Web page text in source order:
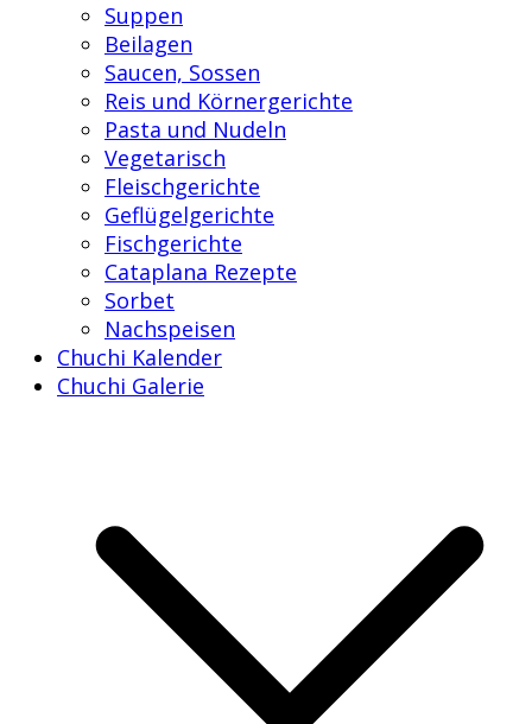
Suppen
Beilagen
Saucen, Sossen
Reis und Körnergerichte
Pasta und Nudeln
Vegetarisch
Fleischgerichte
Geflügelgerichte
Fischgerichte
Cataplana Rezepte
Sorbet
Nachspeisen
Chuchi Kalender
Chuchi Galerie